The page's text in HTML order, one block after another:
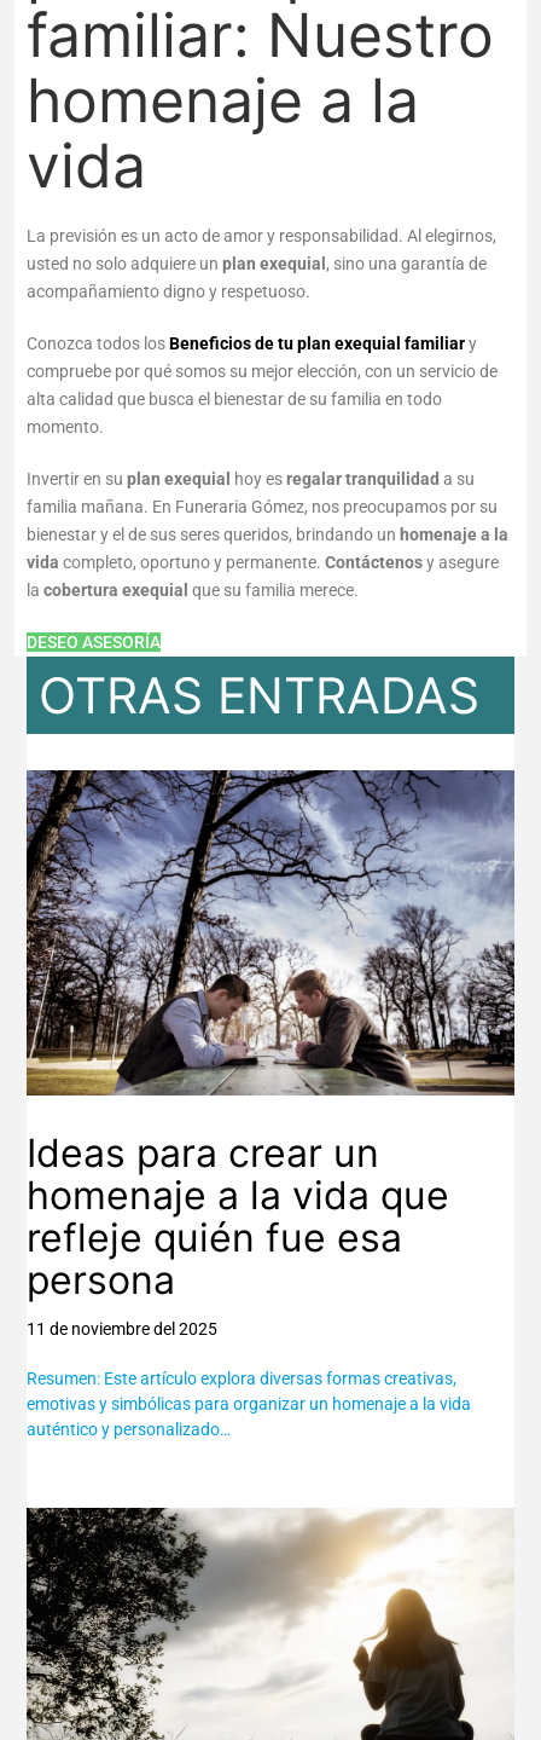
familiar: Nuestro
homenaje a la
vida
La previsión es un acto de amor y responsabilidad. Al elegirnos,
usted no solo adquiere unplan exequial , sino una garantía de
acompañamiento digno y respetuoso.
Conozca todos los Beneficios de tu plan exequial familiary
compruebe por qué somos su mejor elección, con un servicio de
alta calidad que busca el bienestar de su familia en todo
momento.
Invertir en suplan exequial hoy esregalar tranquilidad a su
familia mañana. En Funeraria Gómez, nos preocupamos por su
bienestar y el de sus seres queridos, brindando un homenaje a la
vida completo, oportuno y permanente.Contáctenosy asegure
lacobertura exequial que su familia merece.
DESEO ASESORÍA
OTRAS ENTRADAS
Ideas para crear un
homenaje a la vida que
refleje quién fue esa
persona
11 de noviembre del 2025
Resumen: Este artículo explora diversas formas creativas,
emotivas y simbólicas para organizar un homenaje a la vida
auténtico y personalizado…